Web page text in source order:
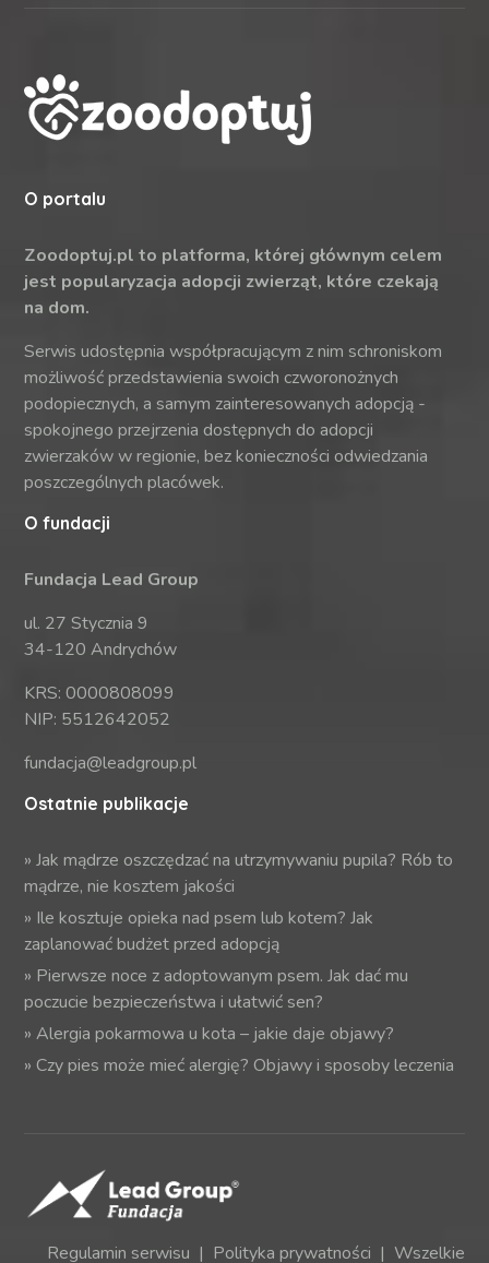
O portalu
Zoodoptuj.pl to platforma, której głównym celem
jest popularyzacja adopcji zwierząt, które czekają
na dom.
Serwis udostępnia współpracującym z nim schroniskom
możliwość przedstawienia swoich czworonożnych
podopiecznych, a samym zainteresowanych adopcją -
spokojnego przejrzenia dostępnych do adopcji
zwierzaków w regionie, bez konieczności odwiedzania
poszczególnych placówek.
O fundacji
Fundacja Lead Group
ul. 27 Stycznia 9
34-120 Andrychów
KRS: 0000808099
NIP: 5512642052
fundacja@leadgroup.pl
Ostatnie publikacje
»Jak mądrze oszczędzać na utrzymywaniu pupila? Rób to
mądrze, nie kosztem jakości
» Ile kosztuje opieka nad psem lub kotem? Jak
zaplanować budżet przed adopcją
» Pierwsze noce z adoptowanym psem. Jak dać mu
poczucie bezpieczeństwa i ułatwić sen?
»Alergia pokarmowa u kota – jakie daje objawy?
»Czy pies może mieć alergię? Objawy i sposoby leczenia
Regulamin serwisu | Polityka prywatności | Wszelkie